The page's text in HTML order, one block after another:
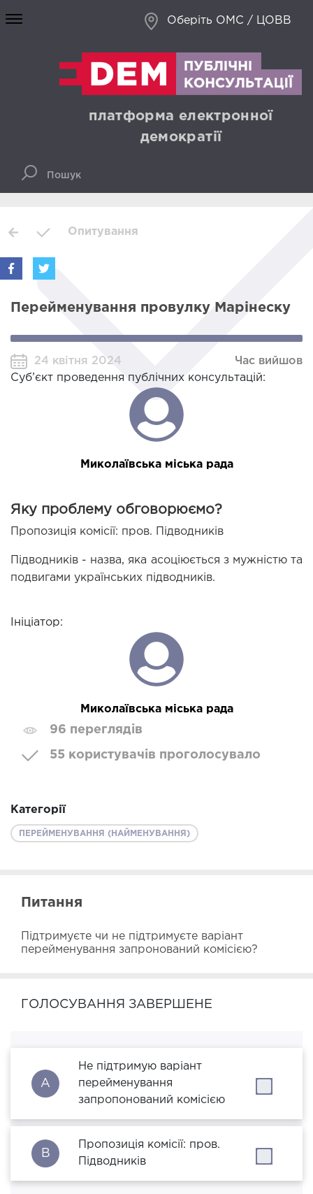
Оберіть ОМС / ЦОВВ
платформа електронної
демократії
Опитування
Перейменування провулку Марінеску
24 квітня 2024
Час вийшов
Суб’єкт проведення публічних консультацій:
Миколаївська міська рада
Яку проблему обговорюємо?
Пропозиція комісії: пров. Підводників
Підводників - назва, яка асоціюється з мужністю та
подвигами українських підводників.
Ініціатор:
Миколаївська міська рада
96 переглядів
55 користувачів проголосувало
Категорії
ПЕРЕЙМЕНУВАННЯ (НАЙМЕНУВАННЯ)
Питання
Підтримуєте чи не підтримуєте варіант
перейменування запронований комісією?
ГОЛОСУВАННЯ ЗАВЕРШЕНЕ
A
Не підтримую варіант
перейменування
запропонований комісією
B
Пропозиція комісії: пров.
Підводників